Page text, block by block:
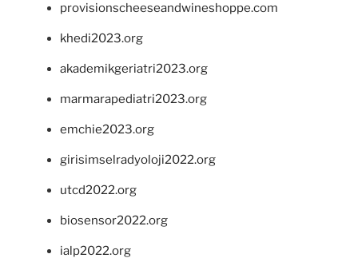
provisionscheeseandwineshoppe.com
khedi2023.org
akademikgeriatri2023.org
marmarapediatri2023.org
emchie2023.org
girisimselradyoloji2022.org
utcd2022.org
biosensor2022.org
ialp2022.org